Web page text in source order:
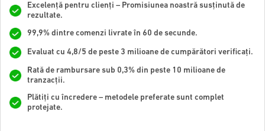
Excelență pentru clienți – Promisiunea noastră susținută de
rezultate.
99,9% dintre comenzi livrate în 60 de secunde.
Evaluat cu 4,8/5 de peste 3 milioane de cumpărători verificați.
Rată de rambursare sub 0,3% din peste 10 milioane de
tranzacții.
Plătiți cu încredere – metodele preferate sunt complet
protejate.